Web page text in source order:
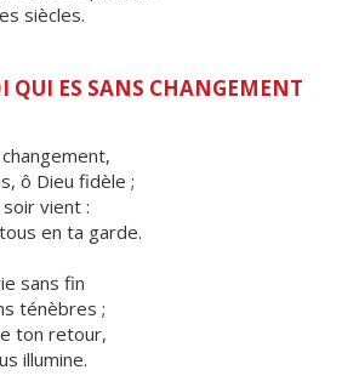
siècles.
QUI ES SANS CHANGEMENT
ô Dieu fidèle ;
vient :
en ta garde.
sans fin
ténèbres ;
ton retour,
illumine.